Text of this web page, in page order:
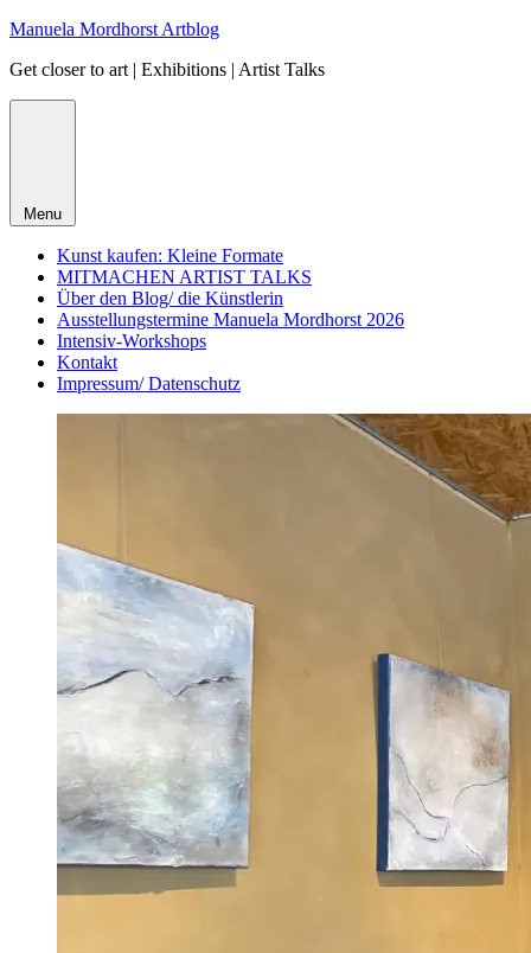
Skip
content
Manuela Mordhorst Artblog
Get closer to art | Exhibitions | Artist Talks
Menu
Kunst kaufen: Kleine Formate
MITMACHEN ARTIST TALKS
Über den Blog/ die Künstlerin
Ausstellungstermine Manuela Mordhorst 2026
Intensiv-Workshops
Kontakt
Impressum/ Datenschutz